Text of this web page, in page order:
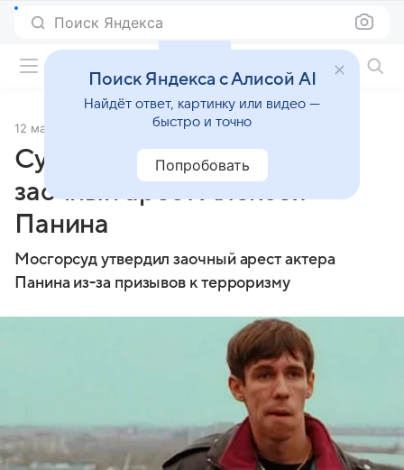
Поиск Яндекса
12 марта 2024 Источник:Газета.Ru
Суд оставил без изменений
заочный арест Алексея
Панина
Мосгорсуд утвердил заочный арест актера
Панина из-за призывов к терроризму
Поиск Яндекса с Алисой AI
Найдёт ответ, картинку или видео —
быстро и точно
Попробовать